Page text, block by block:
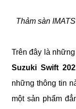
Thảm sàn
Trên đây là
Suzuki Swift
những thông tin
một sản phẩm